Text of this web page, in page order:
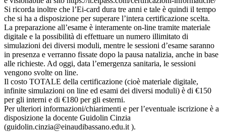
Si ricorda inoltre che l’Ei-card dura tre anni e tale è quindi il tempo
che si ha a disposizione per superare l’intera certificazione scelta.
La preparazione all’esame è interamente on-line tramite materiale
digitale e la possibilità di effettuare un numero illimitato di
simulazioni dei diversi moduli, mentre le sessioni d’esame saranno
in presenza e verranno fissate dopo la pausa natalizia, anche in base
alle richieste. Ad oggi, data l’emergenza sanitaria, le sessioni
vengono svolte on line.
Il costo TOTALE della certificazione (cioè materiale digitale,
infinite simulazioni on line ed esami dei diversi moduli) è di €150
per gli interni e di €180 per gli esterni.
Per ulteriori informazioni/chiarimenti e per l’eventuale iscrizione è a
disposizione la docente Guidolin Cinzia
(guidolin.cinzia@einaudibassano.edu.it ).